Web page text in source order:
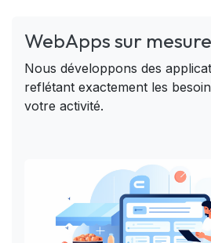
WebApps sur mesure
Nous développons des
reflétant exactement les
votre activité.